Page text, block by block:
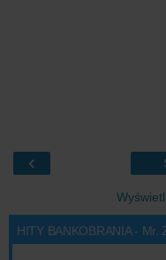
‹
HITY BANKOBRANIA - Mr.